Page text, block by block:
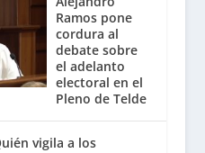
Ramos pone
cordura al
debate sobre
el adelanto
electoral en el
Pleno de Telde
vigila a los